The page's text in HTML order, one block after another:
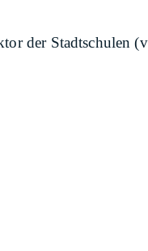
der Stadtschulen